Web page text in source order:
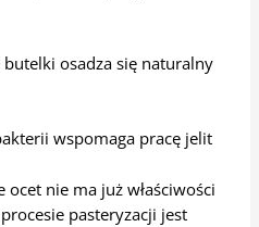
osadza się naturalny
wspomaga pracę jelit
nie ma już właściwości
pasteryzacji jest